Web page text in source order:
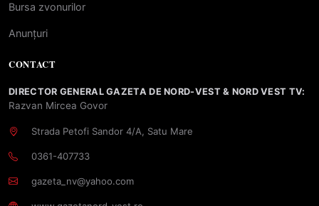
Bursa zvonurilor
Anunțuri
CONTACT
DIRECTOR GENERAL GAZETA DE NORD-VEST & NORD VEST TV:
Razvan Mircea Govor
Strada Petofi Sandor 4/A, Satu Mare
0361-407733
gazeta_nv@yahoo.com